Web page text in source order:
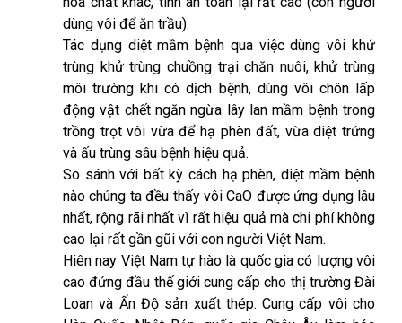
dùng vôi để ăn trầu).
Tác dụng diệt mầm bệnh qua việc dùng vôi khử
trùng khử trùng chuồng trại chăn nuôi, khử trùng
môi trường khi có dịch bệnh, dùng vôi chôn lấp
động vật chết ngăn ngừa lây lan mầm bệnh trong
trồng trọt vôi vừa để hạ phèn đất, vừa diệt trứng
và ấu trùng sâu bệnh hiệu quả.
So sánh với bất kỳ cách hạ phèn, diệt mầm bệnh
nào chúng ta đều thấy vôi CaO được ứng dụng lâu
nhất, rộng rãi nhất vì rất hiệu quả mà chi phí không
cao lại rất gần gũi với con người Việt Nam.
Hiên nay Việt Nam tự hào là quốc gia có lượng vôi
cao đứng đầu thế giới cung cấp cho thị trường Đài
Loan và Ấn Độ sản xuất thép. Cung cấp vôi cho